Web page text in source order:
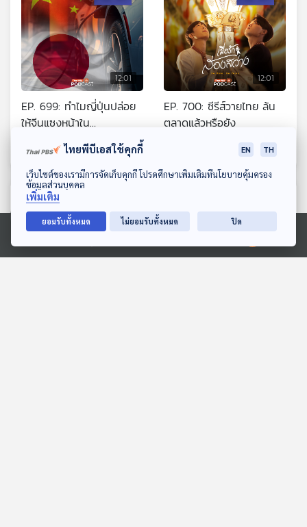
ดาวน์โหลด Thai PBS Podcast Application
Ⓒ 2020 องค์การกระจายเสียงและแพร่ภาพสาธารณะแห่งประเทศไทย
12:01
EP. 699: ทำไมญี่ปุ่นปล่อย
ให้จีนแซงหน้าใน
เศรษฐกิจติดบ้าน
12:01
EP. 700: ซีรีส์วายไทย ล้น
ตลาดแล้วหรือยัง
ตอนที่เกี่ยวข้อง
ไทยพีบีเอสใช้คุกกี้ EN TH
เว็บไซต์ของเรามีการจัดเก็บคุกกี้ โปรดศึกษาเพิ่มเติมที่นโยบายคุ้มครอง
ข้อมูลส่วนบุคคล
เพิ่มเติม
ยอมรับทั้งหมด ไม่ยอมรับทั้งหมด ปิด